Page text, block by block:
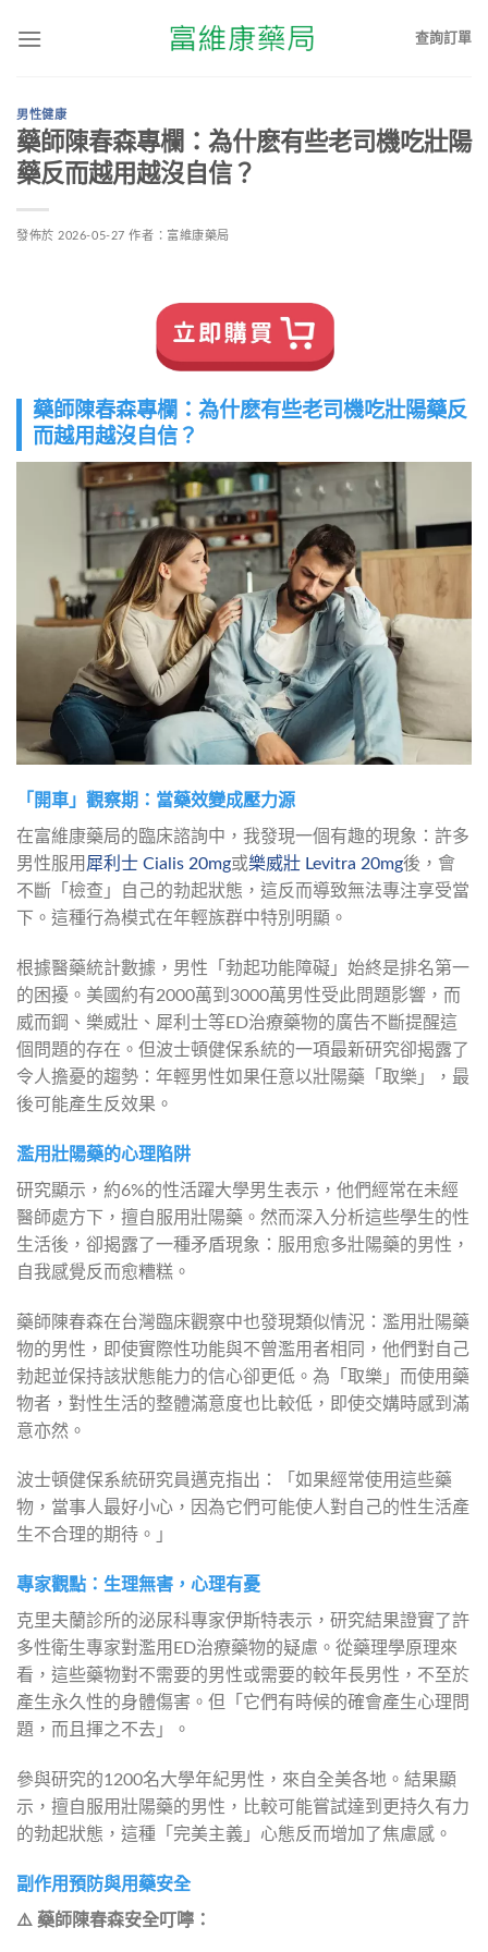
查詢訂單
男性健康
藥師陳春森專欄：為什麽有些老司機吃壯陽
藥反而越用越沒自信？
發佈於 2026-05-27 作者： 富維康藥局
藥師陳春森專欄：為什麽有些老司機吃壯陽藥反
而越用越沒自信？
「開車」觀察期：當藥效變成壓力源
在富維康藥局的臨床諮詢中，我發現一個有趣的現象：許多
男性服用 犀利士 Cialis 20mg或樂威壯 Levitra 20mg後，會
不斷「檢查」自己的勃起狀態，這反而導致無法專注享受當
下。這種行為模式在年輕族群中特別明顯。
根據醫藥統計數據，男性「勃起功能障礙」始終是排名第一
的困擾。美國約有2000萬到3000萬男性受此問題影響，而
威而鋼、樂威壯、犀利士等ED治療藥物的廣告不斷提醒這
個問題的存在。但波士頓健保系統的一項最新研究卻揭露了
令人擔憂的趨勢：年輕男性如果任意以壯陽藥「取樂」，最
後可能產生反效果。
濫用壯陽藥的心理陷阱
研究顯示，約6%的性活躍大學男生表示，他們經常在未經
醫師處方下，擅自服用壯陽藥。然而深入分析這些學生的性
生活後，卻揭露了一種矛盾現象：服用愈多壯陽藥的男性，
自我感覺反而愈糟糕。
藥師陳春森在台灣臨床觀察中也發現類似情況：濫用壯陽藥
物的男性，即使實際性功能與不曾濫用者相同，他們對自己
勃起並保持該狀態能力的信心卻更低。為「取樂」而使用藥
物者，對性生活的整體滿意度也比較低，即使交媾時感到滿
意亦然。
波士頓健保系統研究員邁克指出：「如果經常使用這些藥
物，當事人最好小心，因為它們可能使人對自己的性生活產
生不合理的期待。」
專家觀點：生理無害，心理有憂
克里夫蘭診所的泌尿科專家伊斯特表示，研究結果證實了許
多性衛生專家對濫用ED治療藥物的疑慮。從藥理學原理來
看，這些藥物對不需要的男性或需要的較年長男性，不至於
產生永久性的身體傷害。但「它們有時候的確會產生心理問
題，而且揮之不去」。
參與研究的1200名大學年紀男性，來自全美各地。結果顯
示，擅自服用壯陽藥的男性，比較可能嘗試達到更持久有力
的勃起狀態，這種「完美主義」心態反而增加了焦慮感。
副作用預防與用藥安全
⚠️ 藥師陳春森安全叮嚀：